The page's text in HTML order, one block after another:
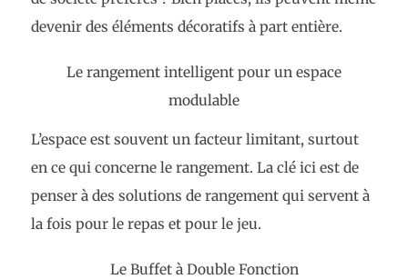
devenir des éléments décoratifs à part entière.
Le rangement intelligent pour un espace
modulable
L’espace est souvent un facteur limitant, surtout
en ce qui concerne le rangement. La clé ici est de
penser à des solutions de rangement qui servent à
la fois pour le repas et pour le jeu.
Le Buffet à Double Fonction